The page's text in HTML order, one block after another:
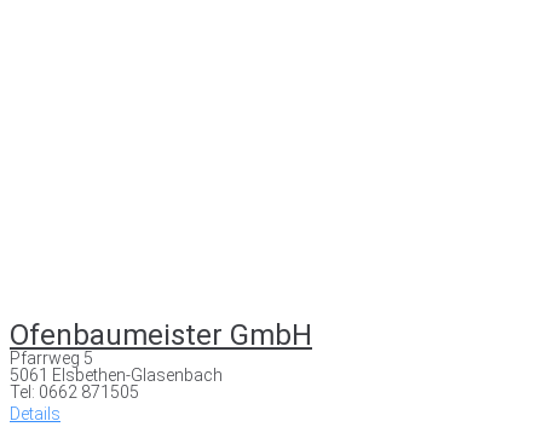
Ofenbaumeister GmbH
Pfarrweg 5
5061 Elsbethen-Glasenbach
Tel: 0662 871505
Details